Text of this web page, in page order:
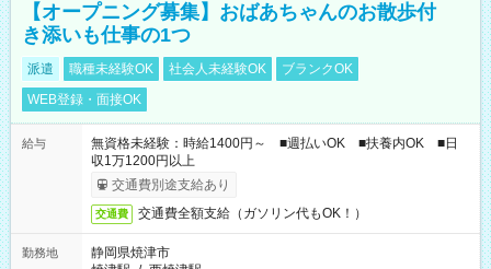
【オープニング募集】おばあちゃんのお散歩付
き添いも仕事の1つ
派遣 職種未経験OK 社会人未経験OK
ブランクOK
WEB登録・面接OK
給与
無資格未経験：時給1400円～ ■週払いOK ■扶養内OK ■日
収1万1200円以上
交通費別途支給あり
交通費 交通費全額支給（ガソリン代もOK！）
勤務地
静岡県焼津市